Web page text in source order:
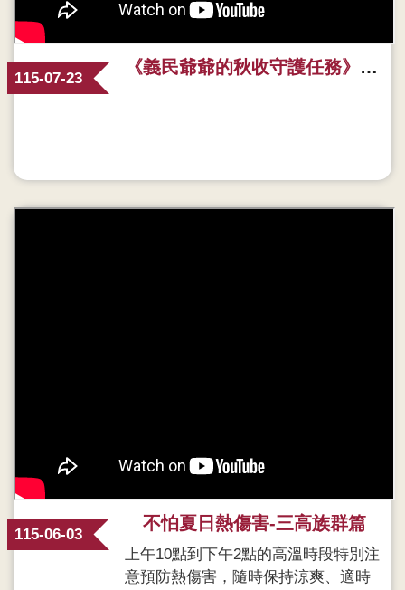
《義民爺爺的秋收守護任務》有聲繪本｜撥開大腦迷霧，用愛看見失智症的10大警訊
115-07-23
不怕夏日熱傷害-三高族群篇
115-06-03
上午10點到下午2點的高溫時段特別注
意預防熱傷害，隨時保持涼爽、適時